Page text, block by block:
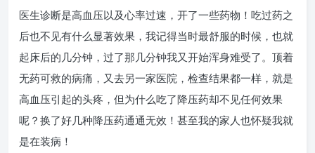
医生诊断是高血压以及心率过速，开了一些药物！吃过药之
后也不见有什么显著效果，我记得当时最舒服的时候，也就
起床后的几分钟，过了那几分钟我又开始浑身难受了。顶着
无药可救的病痛，又去另一家医院，检查结果都一样，就是
高血压引起的头疼，但为什么吃了降压药却不见任何效果
呢？换了好几种降压药通通无效！甚至我的家人也怀疑我就
是在装病！